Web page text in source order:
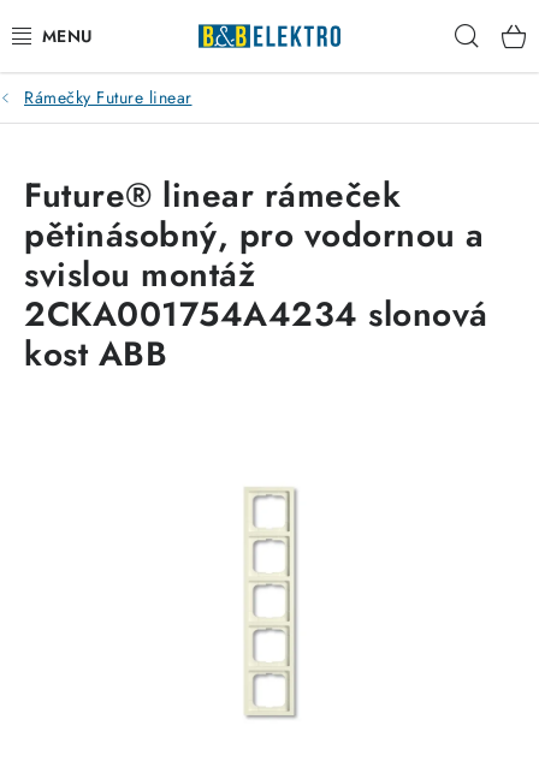
na
obsah
Reklamace / Vrácení zboží
Kontakty
VYTÁPĚNÍ
VYPÍNAČE
Rámečky Future linear
Future® linear rámeček
pětinásobný, pro vodornou a
svislou montáž
2CKA001754A4234 slonová
kost ABB